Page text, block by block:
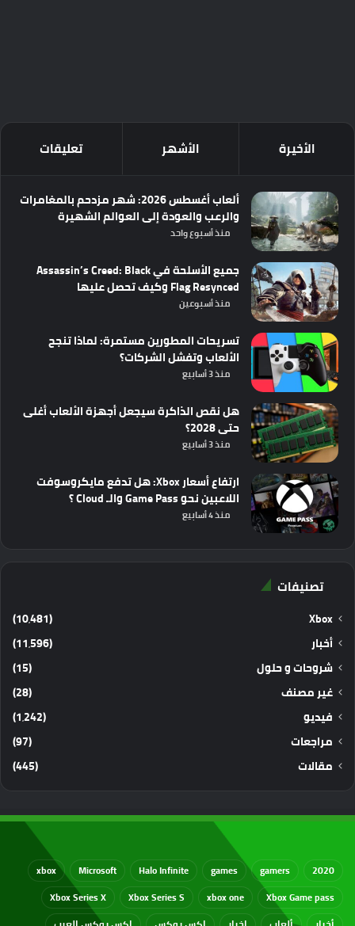
الأخيرة الأشهر تعليقات
ألعاب أغسطس 2026: شهر مزدحم بالمغامرات
والرعب والعودة إلى العوالم الشهيرة
منذ أسبوع واحد
جميع الأسلحة في Assassin’s Creed: Black
Flag Resynced وكيف تحصل عليها
منذ أسبوعين
تسريحات المطورين مستمرة: لماذا تنجح
الألعاب وتفشل الشركات؟
منذ 3 أسابيع
هل نقص الذاكرة سيجعل أجهزة الألعاب أغلى
حتى 2028؟
منذ 3 أسابيع
ارتفاع أسعار Xbox: هل تدفع مايكروسوفت
اللاعبين نحو Game Pass والـ Cloud ؟
منذ 4 أسابيع
تصنيفات
Xbox
(10٬481)
أخبار
(11٬596)
شروحات و حلول
(15)
غير مصنف
(28)
فيديو
(1٬242)
مراجعات
(97)
مقالات
(445)
2020
gamers
games
Halo Infinite
Microsoft
xbox
Xbox Game pass
xbox one
Xbox Series S
Xbox Series X